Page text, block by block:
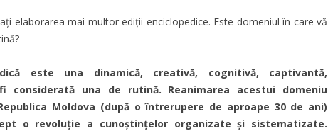
elaborarea mai multor ediții enciclopedice. Este domeniul în care vă
este una dinamică, creativă, cognitivă, captivantă,
considerată una de rutină. Reanimarea acestui domeniu
Moldova (după o întrerupere de aproape 30 de ani)
o revoluție a cunoștințelor organizate și sistematizate.